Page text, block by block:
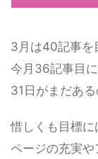
3月は40記事を
今月36記事目に
31日がまだあ
惜しくも目標
ページの充実や